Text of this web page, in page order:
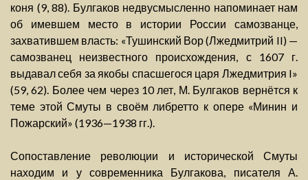
коня (9, 88). Булгаков недвусмысленно напоминает нам
об имевшем место в истории России самозванце,
захватившем власть: «Тушинский Вор (Лжедмитрий II) —
самозванец неизвестного происхождения, с 1607 г.
выдавал себя за якобы спасшегося царя Лжедмитрия I»
(59, 62). Более чем через 10 лет, М. Булгаков вернётся к
теме этой Смуты в своём либретто к опере «Минин и
Пожарский» (1936—1938 гг.).
Сопоставление революции и исторической Смуты
находим и у современника Булгакова, писателя А.